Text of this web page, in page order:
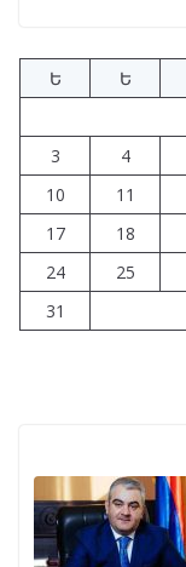
Ե
Ե
3
4
10
11
17
18
24
25
31